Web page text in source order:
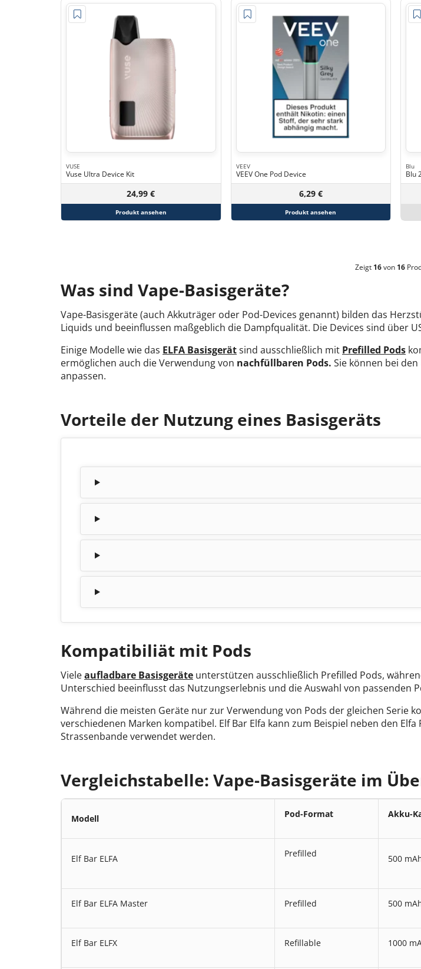
VUSE
Vuse Ultra Device Kit
24,99 €
Produkt ansehen
VEEV
VEEV One Pod Device
6,29 €
Produkt ansehen
Blu
Blu
Zeigt 16von 16
Was sind Vape-Basisgeräte?
Vape-Basisgeräte (auch Akkuträger oder Pod-Devices genannt) bilden das
Liquids und beeinflussen maßgeblich die Dampfqualität. Die Devices sind über
Einige Modelle wie das ELFA Basisgerätsind ausschließlich mit Prefilled Pods
ermöglichen auch die Verwendung von nachfüllbaren Pods. Sie können bei
anpassen.
Vorteile der Nutzung eines Basisgeräts
Kompatibiliät mit Pods
Vieleaufladbare Basisgeräte unterstützen ausschließlich Prefilled Pods,
Unterschied beeinflusst das Nutzungserlebnis und die Auswahl von passenden
Während die meisten Geräte nur zur Verwendung von Pods der gleichen Serie
verschiedenen Marken kompatibel. Elf Bar Elfa kann zum Beispiel neben den
Strassenbande verwendet werden.
Vergleichstabelle: Vape-Basisgeräte im
Modell Pod-Format Akku-
Elf Bar ELFA Prefilled 500
Elf Bar ELFA Master Prefilled 500
Elf Bar ELFX Refillable 1000